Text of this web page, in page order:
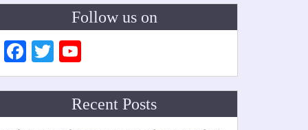
Follow us on
Facebook
Twitter
Channel
Recent Posts